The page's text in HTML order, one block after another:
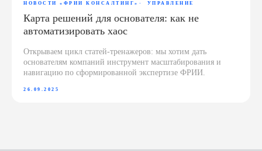
НОВОСТИ «‎ФРИИ КОНСАЛТИНГ‎»‎ УПРАВЛЕНИЕ
Карта решений для основателя: как не
автоматизировать хаос
Открываем цикл статей-тренажеров: мы хотим дать
основателям компаний инструмент масштабирования и
навигацию по сформированной экспертизе ФРИИ.
26.09.2025